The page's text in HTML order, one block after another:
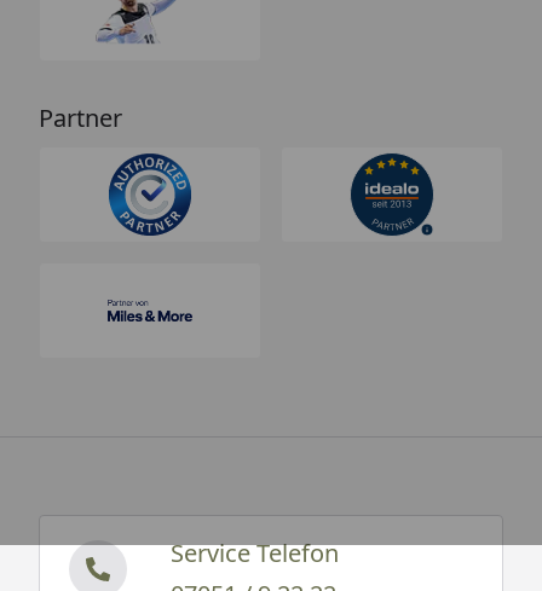
Partner
Service Telefon